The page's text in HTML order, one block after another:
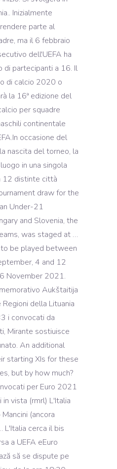
Inizialmente
parte al
ma il 6 febbraio
dell'UEFA ha
di partecipanti a 16. Il
di calcio 2020 o
la 16ª edizione del
per squadre
continentale
occasione del
nascita del torneo, la
in una singola
12 distinte città
draw for the
Under-21
and Slovenia, the
was staged at …
be played between
4 and 12
November 2021.
Aukštaitija
della Lituania
i convocati da
Mirante sostiuisce
An additional
starting XIs for these
but by how much?
per Euro 2021
vista (rmrl) L'Italia
(ancora
L'Italia cerca il bis
a UEFA eEuro
să se dispute pe